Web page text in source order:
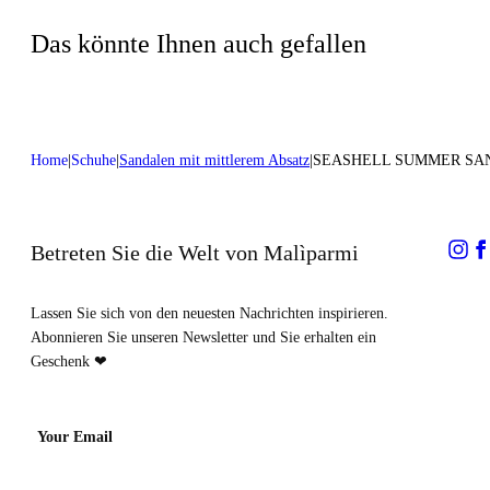
Das könnte Ihnen auch gefallen
Home Schuhe Sandalen mit mittlerem Absatz SEASHELL SUMMER
Betreten Sie die Welt von Malìparmi
Lassen Sie sich von den neuesten Nachrichten inspirieren.
Abonnieren Sie unseren Newsletter und Sie erhalten ein
Geschenk ❤
Your Email